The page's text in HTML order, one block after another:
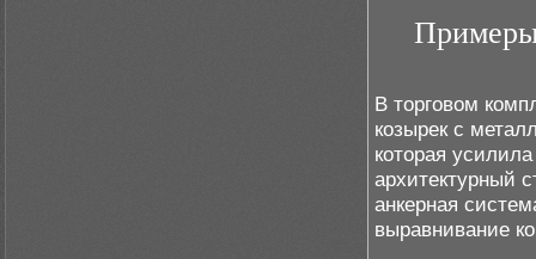
Примеры
В торговом
козырек с
которая
архитектурный
анкерная
выравнивание